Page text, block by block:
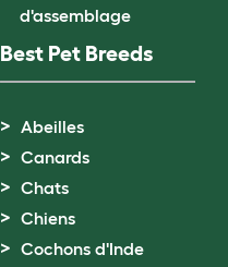
d'assemblage
Best Pet Breeds
Abeilles
Canards
Chats
Chiens
Cochons d'Inde